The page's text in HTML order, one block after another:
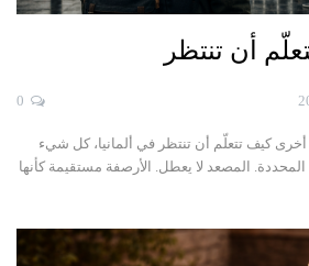
أن تنتظر
أخرى كيف تتعلّم أن تنتظر في ألمانيا، كل شيء
المصعد لا يعطل. الأرصفة مستقيمة كأنها